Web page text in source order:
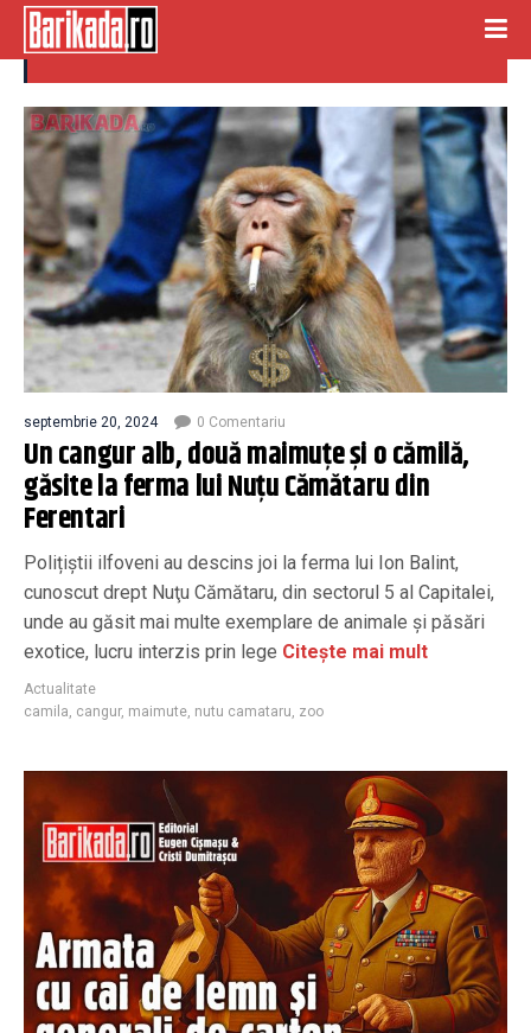
camila
septembrie 20, 2024 0 Comentariu
Un cangur alb, două maimuțe și o cămilă,
găsite la ferma lui Nuțu Cămătaru din
Ferentari
Polițiștii ilfoveni au descins joi la ferma lui Ion Balint,
cunoscut drept Nuţu Cămătaru, din sectorul 5 al Capitalei,
unde au găsit mai multe exemplare de animale și păsări
exotice, lucru interzis prin lege Citește mai mult
Actualitate
camila, cangur, maimute, nutu camataru, zoo